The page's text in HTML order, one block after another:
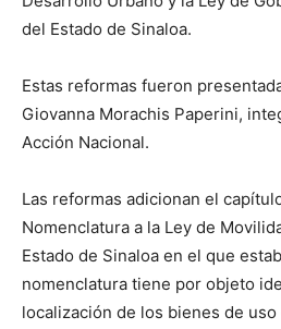
del Estado de Sinaloa.
Estas reformas fueron
Giovanna Morachis Paperini,
Acción Nacional.
Las reformas adicionan el
Nomenclatura a la Ley de
Estado de Sinaloa en el que
nomenclatura tiene por objeto
localización de los bienes de